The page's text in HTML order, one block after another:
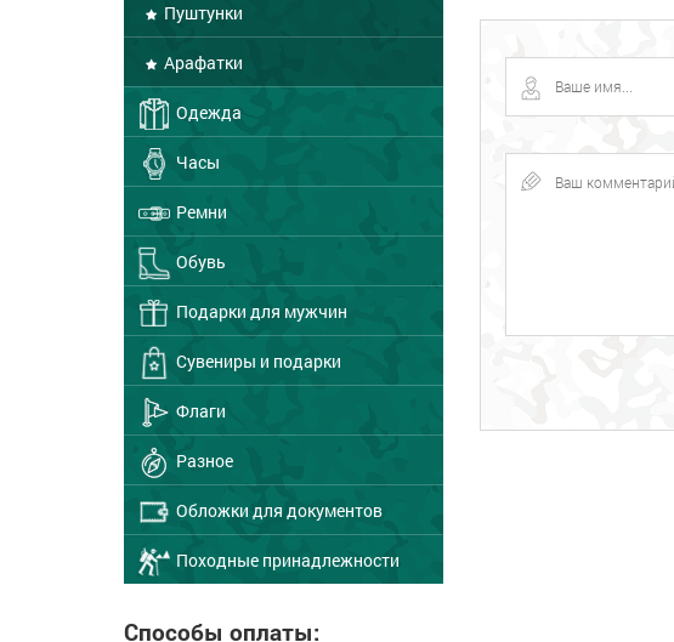
Пуштунки
Арафатки
Одежда
Часы
Ремни
Обувь
Подарки для мужчин
Сувениры и подарки
Флаги
Разное
Обложки для документов
Походные принадлежности
Способы оплаты: